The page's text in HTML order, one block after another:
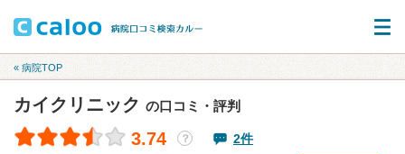
« 病院TOP
カイクリニック の口コミ・評判
3.74 ？ 2件